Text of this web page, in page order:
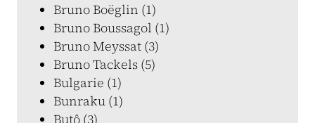
Bruno Boëglin (1)
Bruno Boussagol (1)
Bruno Meyssat (3)
Bruno Tackels (5)
Bulgarie (1)
Bunraku (1)
Butô (3)